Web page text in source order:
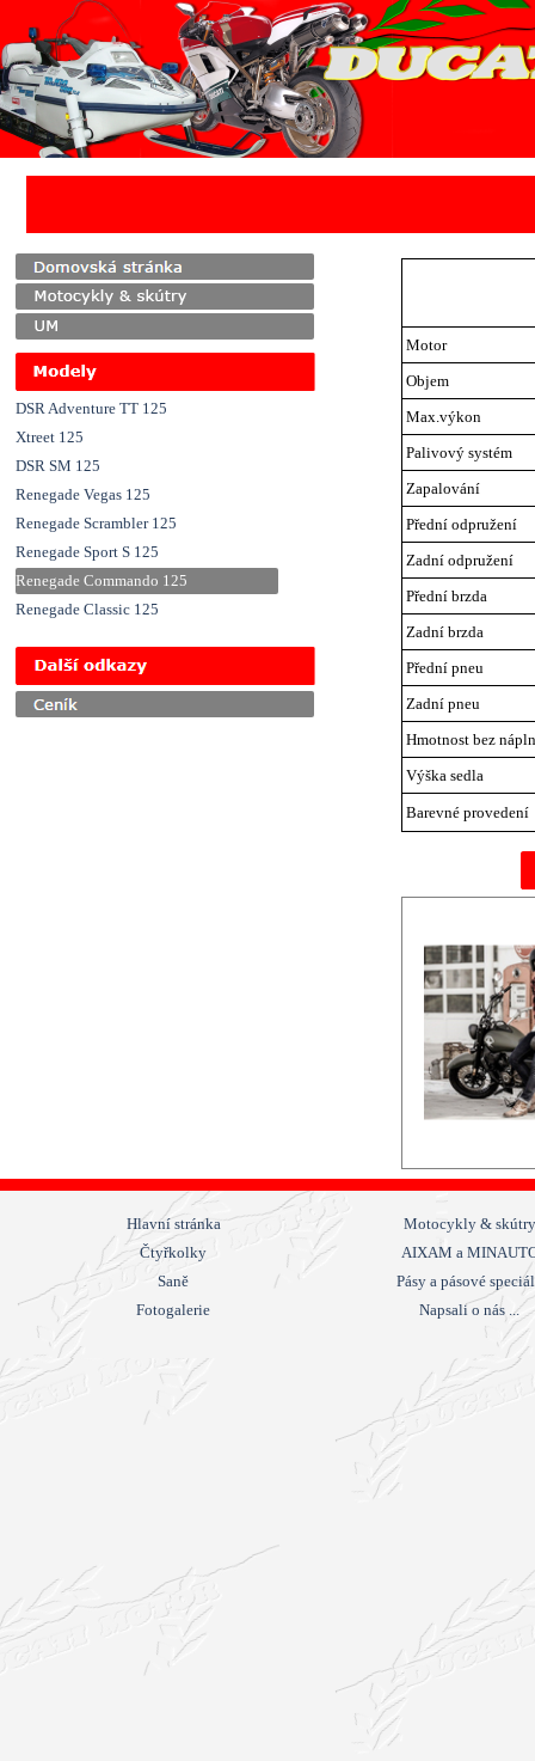
Přejít na obsah
DSR Adventure TT 125
Xtreet 125
DSR SM 125
Renegade Vegas 125
Renegade Scrambler 125
Renegade Sport S 125
Renegade Commando 125
Renegade Classic 125
Motor
Objem
Max.výkon
Palivový systém
Zapalování
Přední odpružení
Zadní odpružení
Přední brzda
Zadní brzda
Přední pneu
Zadní pneu
Hmotnost bez
Výška sedla
Barevné provedení
Hlavní stránka
Motocykly & skútry
Čtyřkolky
AIXAM a
Saně
Pásy a pásové
Fotogalerie
Napsali o nás ...
Návrat na obsah